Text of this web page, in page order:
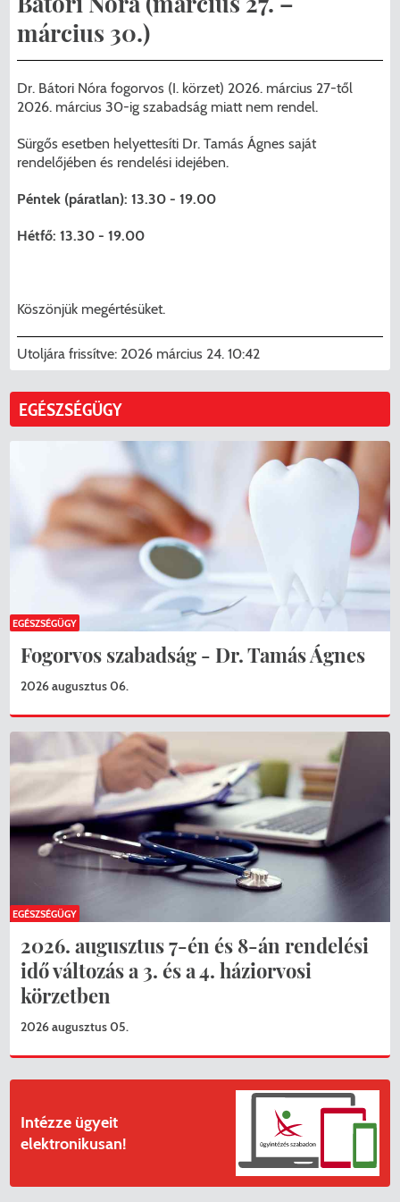
Pécel Város Önkormányzata ASP
Központhoz való csatlakozása
Péceli Polgármesteri Hivatal energetikai
korszerűsítése
korszerűsítése Pécelen II. ütem
alábbi projekt vonatkozásában.
Menzakártya/Applikáció
Kedvezmények/Diéta/Allergia
Nyomtatványok
Étkezési térítési díjak
2025/2026. tanév
március 30.)
Dr. Bátori Nóra fogorvos (I. körzet) 2026. március 27-től
2026. március 30-ig szabadság miatt nem rendel.
Sürgős esetben helyettesíti Dr. Tamás Ágnes saját
rendelőjében és rendelési idejében.
Péntek (páratlan): 13.30 - 19.00
Hétfő: 13.30 - 19.00
Köszönjük megértésüket.
Utoljára frissítve: 2026 március 24. 10:42
EGÉSZSÉGÜGY
Fogorvos szabadság - Dr. Tamás Ágnes
2026 augusztus 06.
EGÉSZSÉGÜGY
2026. augusztus 7-én és 8-án rendelési
idő változás a 3. és a 4. háziorvosi
körzetben
2026 augusztus 05.
EGÉSZSÉGÜGY
Intézze ügyeit
elektronikusan!